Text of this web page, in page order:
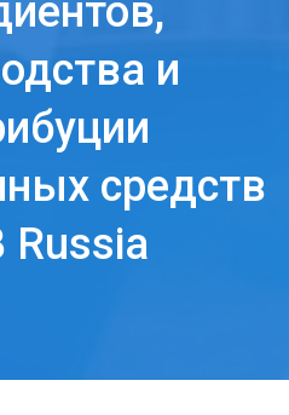
и
средств
Russia